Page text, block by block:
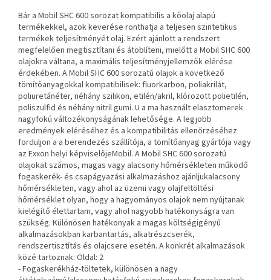
Bár a Mobil SHC 600 sorozat kompatibilis a kőolaj alapú
termékekkel, azok keverése ronthatja a teljesen szintetikus
termékek teljesítményétolaj. Ezért ajánlott a rendszert
megfelelően megtisztítani és átöblíteni, mielőtt a Mobil SHC 600
olajokra váltana, a maximális teljesítményjellemzők elérése
érdekében. A Mobil SHC 600 sorozatú olajok a következő
tömítőanyagokkal kompatibilisek: fluorkarbon, poliakrilát,
poliuretánéter, néhány szilikon, etilén/akril, klórozott polietilén,
poliszulfid és néhány nitril gumi. U a ma használt elasztomerek
nagyfokú változékonyságának lehetősége. A legjobb
eredmények eléréséhez és a kompatibilitás ellenőrzéséhez
forduljon a a berendezés szállítója, a tömítőanyag gyártója vagy
az Exxon helyi képviselőjeMobil. A Mobil SHC 600 sorozatú
olajokat számos, magas vagy alacsony hőmérsékleten működő
fogaskerék- és csapágyazási alkalmazáshoz ajánljukalacsony
hőmérsékleten, vagy ahol az üzemi vagy olajfeltöltési
hőmérséklet olyan, hogy a hagyományos olajok nem nyújtanak
kielégítő élettartam, vagy ahol nagyobb hatékonyságra van
szükség. Különösen hatékonyak a magas költségigényű
alkalmazásokban karbantartás, alkatrészcserék,
rendszertisztítás és olajcsere esetén. A konkrét alkalmazások
közé tartoznak: Oldal: 2
- Fogaskerékház-töltetek, különösen a nagy